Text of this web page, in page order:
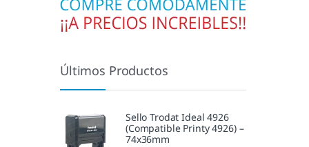
Últimos Productos
Sello Trodat Ideal 4926
(Compatible Printy 4926) –
74x36mm